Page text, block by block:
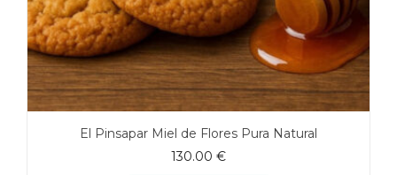
El Pinsapar Miel de Flores Pura Natural
130.00 €